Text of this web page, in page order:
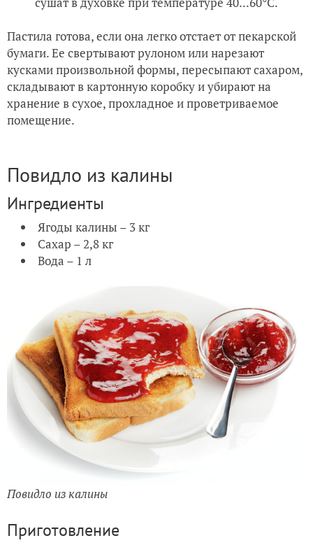
Пастила готова, если она легко отстает от пекарской
бумаги. Ее свертывают рулоном или нарезают
кусками произвольной формы, пересыпают сахаром,
складывают в картонную коробку и убирают на
хранение в сухое, прохладное и проветриваемое
помещение.
Повидло из калины
Ингредиенты
Ягоды калины – 3 кг
Сахар – 2,8 кг
Вода – 1 л
Повидло из калины
Приготовление